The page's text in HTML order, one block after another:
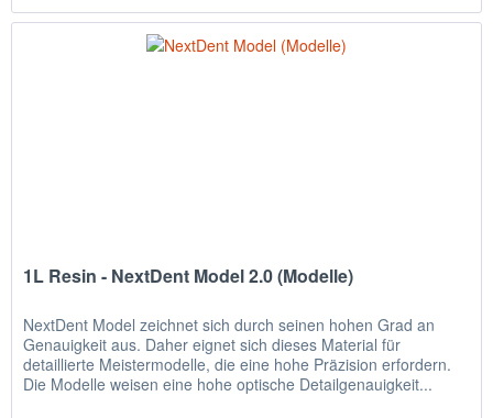
1L Resin - NextDent Model 2.0 (Modelle)
NextDent Model zeichnet sich durch seinen hohen Grad an
Genauigkeit aus. Daher eignet sich dieses Material für
detaillierte Meistermodelle, die eine hohe Präzision erfordern.
Die Modelle weisen eine hohe optische Detailgenauigkeit...